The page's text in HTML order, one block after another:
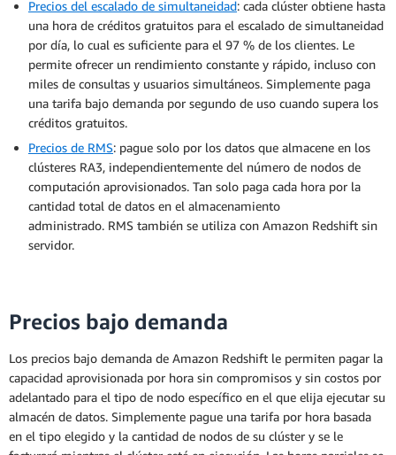
Precios del escalado de simultaneidad: cada clúster obtiene hasta
una hora de créditos gratuitos para el escalado de simultaneidad
por día, lo cual es suficiente para el 97 % de los clientes. Le
permite ofrecer un rendimiento constante y rápido, incluso con
miles de consultas y usuarios simultáneos. Simplemente paga
una tarifa bajo demanda por segundo de uso cuando supera los
créditos gratuitos.
Precios de RMS: pague solo por los datos que almacene en los
clústeres RA3, independientemente del número de nodos de
computación aprovisionados. Tan solo paga cada hora por la
cantidad total de datos en el almacenamiento
administrado. RMS también se utiliza con Amazon Redshift sin
servidor.
Precios bajo demanda
Los precios bajo demanda de Amazon Redshift le permiten pagar la
capacidad aprovisionada por hora sin compromisos y sin costos por
adelantado para el tipo de nodo específico en el que elija ejecutar su
almacén de datos. Simplemente pague una tarifa por hora basada
en el tipo elegido y la cantidad de nodos de su clúster y se le